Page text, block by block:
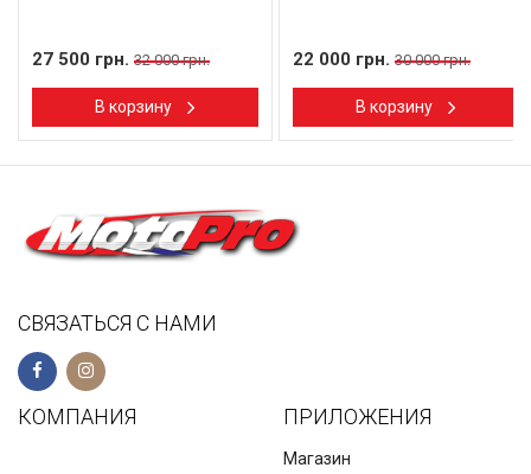
27 500 грн. 32 000 грн.
В корзину
22 000 грн. 30 000 грн.
В корзину
СВЯЗАТЬСЯ С НАМИ
КОМПАНИЯ ПРИЛОЖЕНИЯ
Магазин